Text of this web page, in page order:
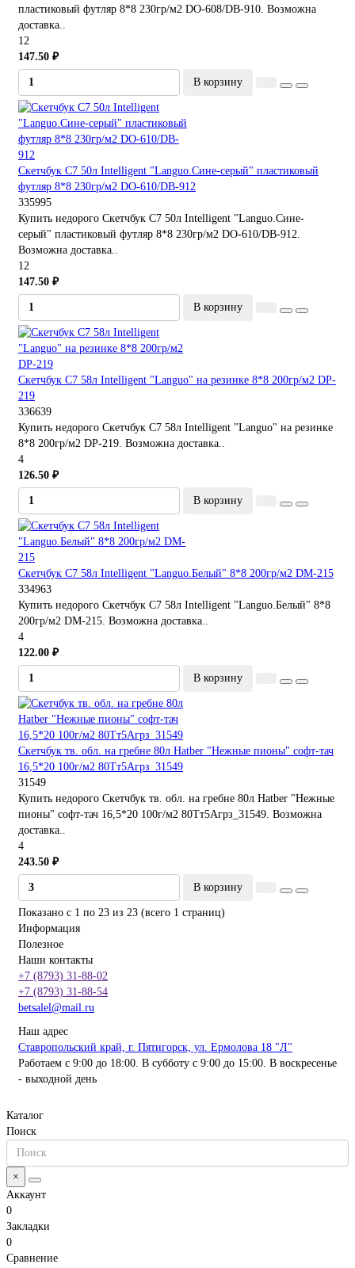
пластиковый футляр 8*8 230гр/м2 DO-608/DB-910. Возможна
доставка..
12
147.50 ₽
В корзину
Скетчбук С7 50л Intelligent "Languo.Сине-серый" пластиковый
футляр 8*8 230гр/м2 DO-610/DB-912
335995
Купить недорого Скетчбук С7 50л Intelligent "Languo.Сине-
серый" пластиковый футляр 8*8 230гр/м2 DO-610/DB-912.
Возможна доставка..
12
147.50 ₽
В корзину
Скетчбук С7 58л Intelligent "Languo" на резинке 8*8 200гр/м2 DP-
219
336639
Купить недорого Скетчбук С7 58л Intelligent "Languo" на резинке
8*8 200гр/м2 DP-219. Возможна доставка..
4
126.50 ₽
В корзину
Скетчбук С7 58л Intelligent "Languo.Белый" 8*8 200гр/м2 DM-215
334963
Купить недорого Скетчбук С7 58л Intelligent "Languo.Белый" 8*8
200гр/м2 DM-215. Возможна доставка..
4
122.00 ₽
В корзину
Скетчбук тв. обл. на гребне 80л Hatber "Нежные пионы" софт-тач
16,5*20 100г/м2 80Тт5Агрз_31549
31549
Купить недорого Скетчбук тв. обл. на гребне 80л Hatber "Нежные
пионы" софт-тач 16,5*20 100г/м2 80Тт5Агрз_31549. Возможна
доставка..
4
243.50 ₽
В корзину
Показано с 1 по 23 из 23 (всего 1 страниц)
Информация
Полезное
Наши контакты
+7 (8793) 31-88-02
+7 (8793) 31-88-54
betsalel@mail.ru
Наш адрес
Ставропольский край, г. Пятигорск, ул. Ермолова 18 "Л"
Работаем с 9:00 до 18:00. В субботу с 9:00 до 15:00. В воскресенье
- выходной день
Каталог
Поиск
×
Аккаунт
0
Закладки
0
Сравнение